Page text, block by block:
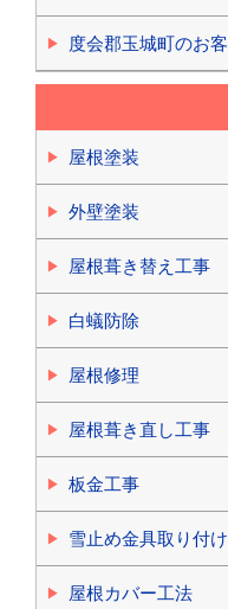
度会郡玉城町のお
屋根塗装
外壁塗装
屋根葺き替え工事
白蟻防除
屋根修理
屋根葺き直し工事
板金工事
雪止め金具取り付
屋根カバー工法